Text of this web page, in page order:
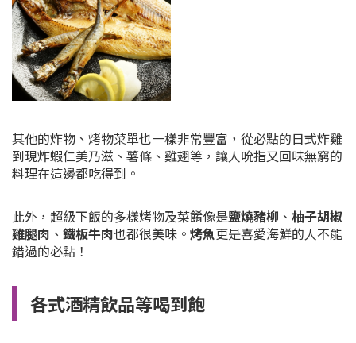
其他的炸物、烤物菜單也一樣非常豐富，從必點的日式炸雞
到現炸蝦仁美乃滋、薯條、雞翅等，讓人吮指又回味無窮的
料理在這邊都吃得到。
此外，超級下飯的多樣烤物及菜餚像是鹽燒豬柳 、 柚子胡椒
雞腿肉 、 鐵板牛肉也都很美味。 烤魚更是喜愛海鮮的人不能
錯過的必點！
各式酒精飲品等喝到飽